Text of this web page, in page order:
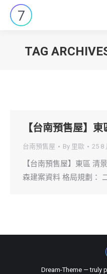
TAG
【台南預售屋】
台南預售屋 By 里歐 25 8
【台南預售屋】東區 清
森建案資料 格局規劃：
Dream-Theme — truly